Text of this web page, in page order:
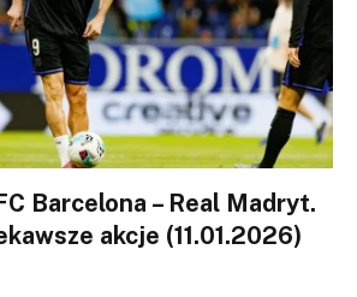
Barcelona – Real Madryt.
akcje (11.01.2026)